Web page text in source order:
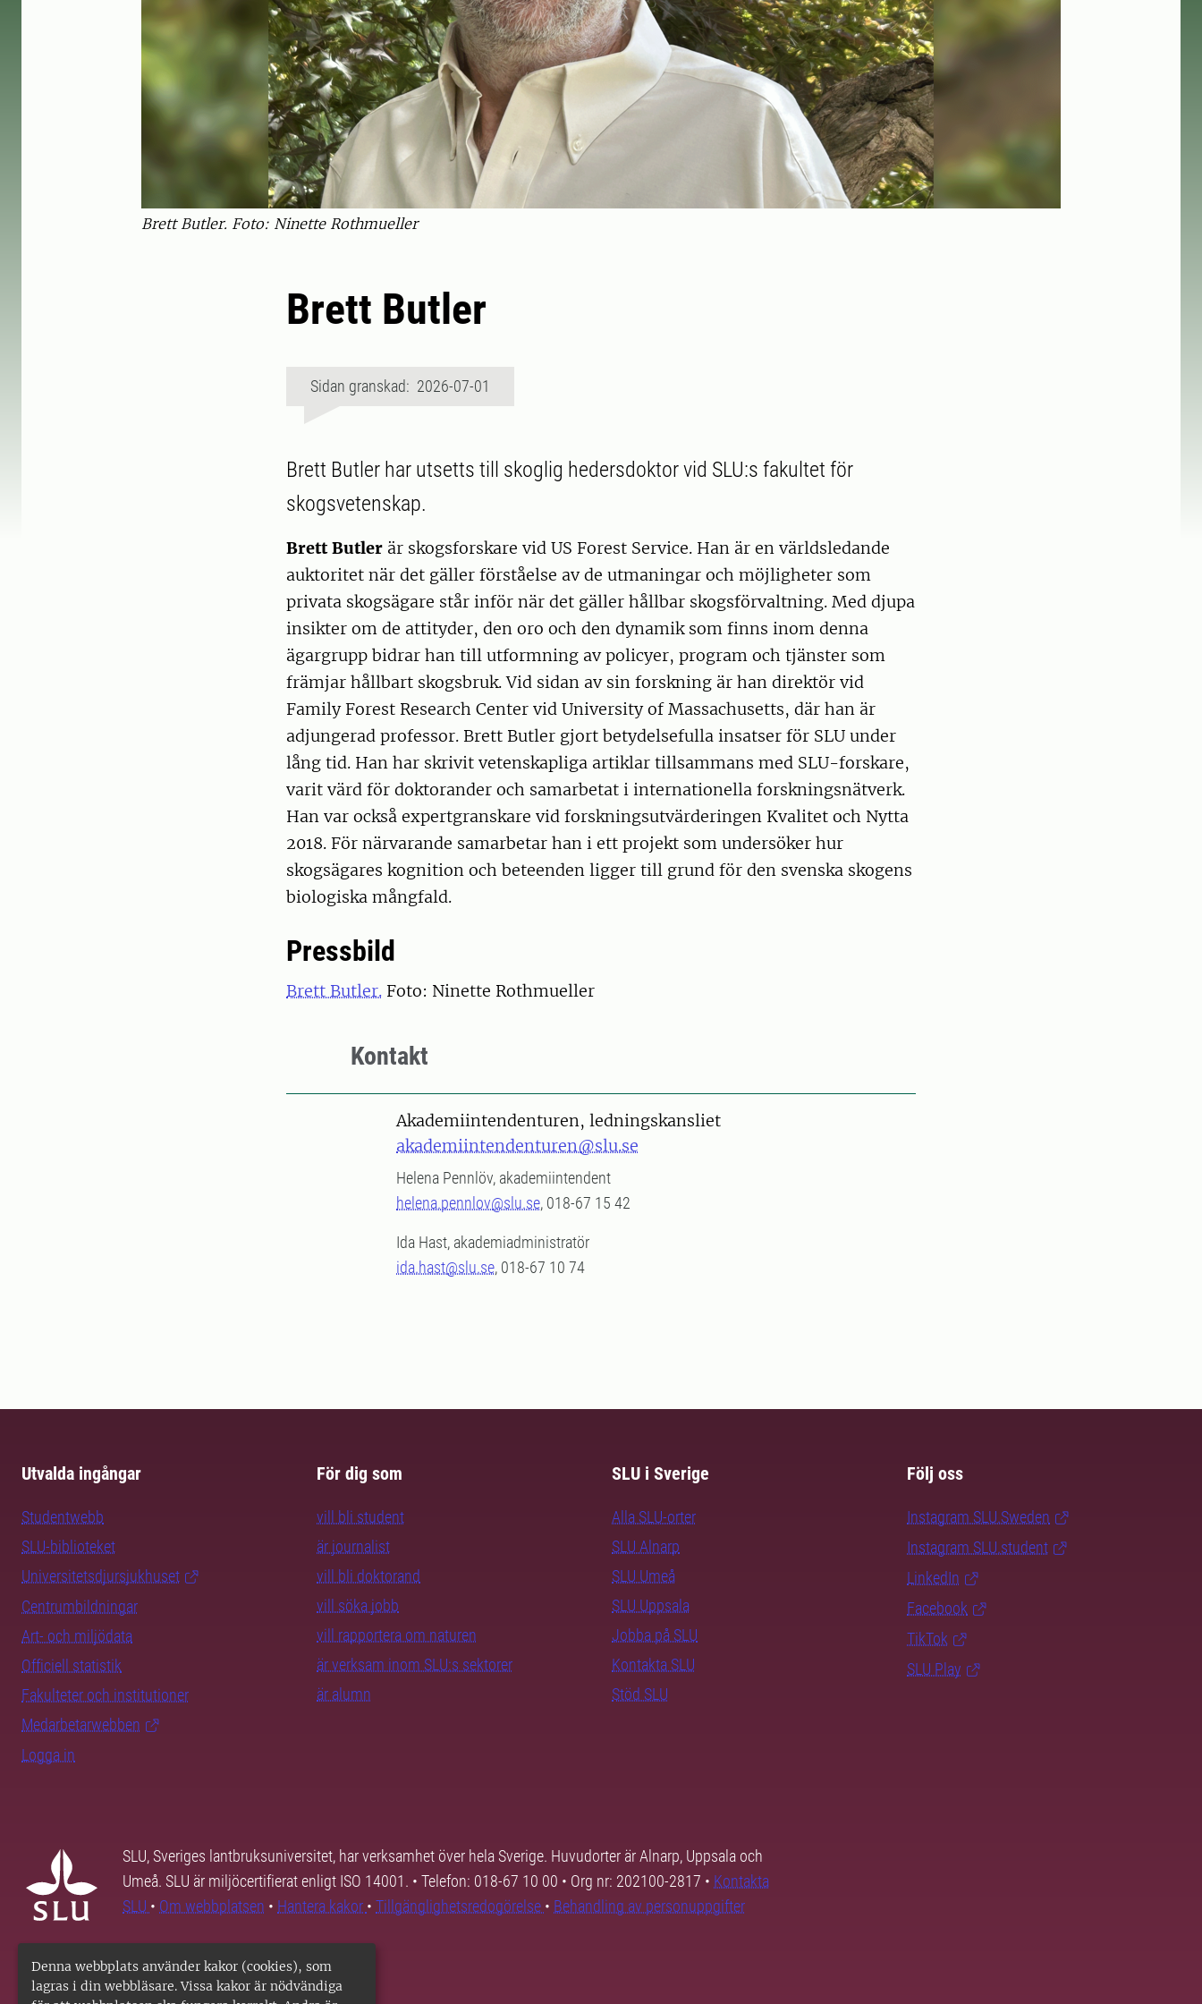
Denna webbplats använder kakor (cookies), som
lagras i din webbläsare. Vissa kakor är nödvändiga
Brett Butler. Foto: Ninette Rothmueller
Brett Butler
Sidan granskad: 2026-07-01
Brett Butler har utsetts till skoglig hedersdoktor vid SLU:s fakultet för
skogsvetenskap.
Brett Butler är skogsforskare vid US Forest Service. Han är en världsledande
auktoritet när det gäller förståelse av de utmaningar och möjligheter som
privata skogsägare står inför när det gäller hållbar skogsförvaltning. Med djupa
insikter om de attityder, den oro och den dynamik som finns inom denna
ägargrupp bidrar han till utformning av policyer, program och tjänster som
främjar hållbart skogsbruk. Vid sidan av sin forskning är han direktör vid
Family Forest Research Center vid University of Massachusetts, där han är
adjungerad professor. Brett Butler gjort betydelsefulla insatser för SLU under
lång tid. Han har skrivit vetenskapliga artiklar tillsammans med SLU-forskare,
varit värd för doktorander och samarbetat i internationella forskningsnätverk.
Han var också expertgranskare vid forskningsutvärderingen Kvalitet och Nytta
2018. För närvarande samarbetar han i ett projekt som undersöker hur
skogsägares kognition och beteenden ligger till grund för den svenska skogens
biologiska mångfald.
Pressbild
Brett Butler. Foto: Ninette Rothmueller
Kontakt
Akademiintendenturen, ledningskansliet
akademiintendenturen@slu.se
Helena Pennlöv, akademiintendent
helena.pennlov@slu.se, 018-67 15 42
Ida Hast, akademiadministratör
ida.hast@slu.se, 018-67 10 74
Utvalda ingångar
Studentwebb
SLU-biblioteket
Universitetsdjursjukhuset
Centrumbildningar
Art- och miljödata
Officiell statistik
Fakulteter och institutioner
Medarbetarwebben
Logga in
För dig som
vill bli student
är journalist
vill bli doktorand
vill söka jobb
vill rapportera om naturen
är verksam inom SLU:s sektorer
är alumn
SLU i Sverige
Alla SLU-orter
SLU Alnarp
SLU Umeå
SLU Uppsala
Jobba på SLU
Kontakta SLU
Stöd SLU
Följ oss
Instagram SLU.Sweden
Instagram SLU.student
LinkedIn
Facebook
TikTok
SLU Play
SLU, Sveriges lantbruksuniversitet, har verksamhet över hela Sverige. Huvudorter är Alnarp, Uppsala och
Umeå. SLU är miljöcertifierat enligt ISO 14001. • Telefon: 018-67 10 00 • Org nr: 202100-2817 • Kontakta
SLU • Om webbplatsen • Hantera kakor • Tillgänglighetsredogörelse • Behandling av personuppgifter